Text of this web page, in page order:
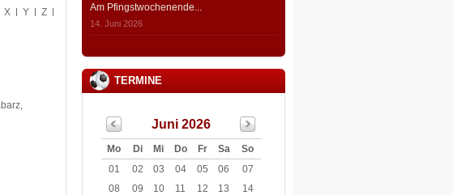
X Y Z Am Pfingstwochenende...
14. Juni 2026
TERMINE
Juni 2026
Mo Di Mi Do Fr Sa
So
01
02 03 04 05 06
07
08
09 10 11 12 13
14